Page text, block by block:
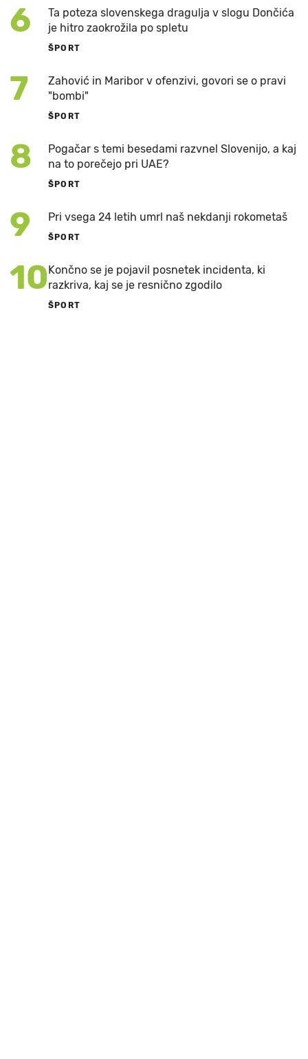
6
Ta poteza slovenskega dragulja v slogu Dončića
je hitro zaokrožila po spletu
ŠPORT
7
Zahović in Maribor v ofenzivi, govori se o pravi
"bombi"
ŠPORT
8
Pogačar s temi besedami razvnel Slovenijo, a kaj
na to porečejo pri UAE?
ŠPORT
9 Pri vsega 24 letih umrl naš nekdanji rokometaš
ŠPORT
10 Končno se je pojavil posnetek incidenta, ki
razkriva, kaj se je resnično zgodilo
ŠPORT